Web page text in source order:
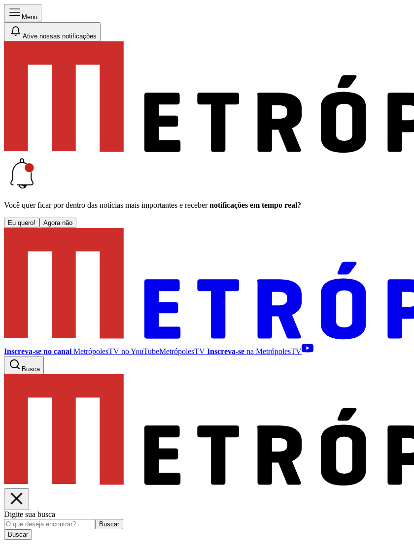
Menu
Ative nossas notificações
Você quer ficar por dentro das notícias mais importantes e receber notificações em tempo real?
Eu quero! Agora não
Inscreva-se no canal MetrópolesTV noYouTubeMetrópolesTV Inscreva-se na MetrópolesTV
Busca
Digite sua busca
Buscar
Buscar